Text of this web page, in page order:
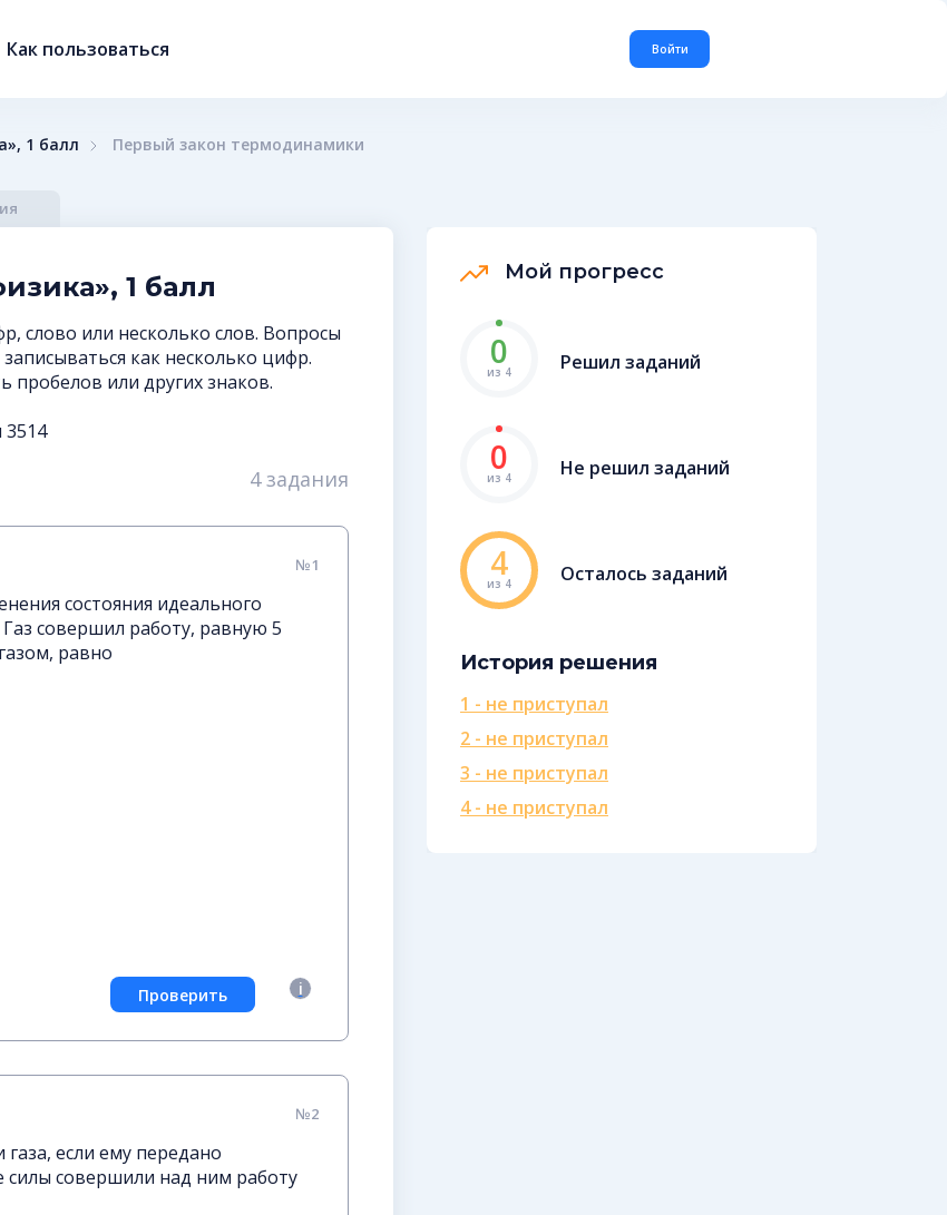
Как пользоваться Войти
1 балл Первый закон термодинамики
1 балл
слово или несколько слов. Вопросы
как несколько цифр.
или других знаков.
3514
4 задания
№1
состояния идеального
совершил работу, равную 5
равно
№2
если ему передано
силы совершили над ним работу
Мой прогресс
0
из 4 Решил заданий
0
из 4 Не решил заданий
4
из 4 Осталось заданий
История решения
1 - не приступал
2 - не приступал
3 - не приступал
4 - не приступал